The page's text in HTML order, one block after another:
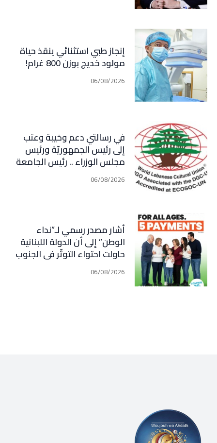
إنجاز طبي استثنائي ينقذ حياة
مولود خديج بوزن 800 غرام!
06/08/2026
في رسالتي دعم وخيبة وعتب
إلى رئيس الجمهوريّة ورئيس
مجلس الوزراء .. رئيس الجامعة
اللبنانية الثقافيّة في العالم
(WLCU) يؤكد دعم الدّولة06/08/2026
أشار مصدر رسمي لـ”نداء
الوطن” إلى أن الدولة اللبنانية
حاولت احتواء التوتّر في الجنوب
عبر إجراء سلسلة اتصالات
دبلوماسية وأمنية، لكن عدم
06/08/2026